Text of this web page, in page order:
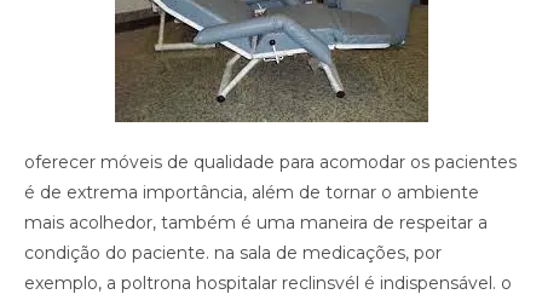
oferecer móveis de qualidade para acomodar os pacientes
é de extrema importância, além de tornar o ambiente
mais acolhedor, também é uma maneira de respeitar a
condição do paciente. na sala de medicações, por
exemplo, a poltrona hospitalar reclinsvél é indispensável. o